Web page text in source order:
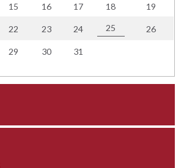
15 16 17 18 19
22 23 24 25 26
29 30 31